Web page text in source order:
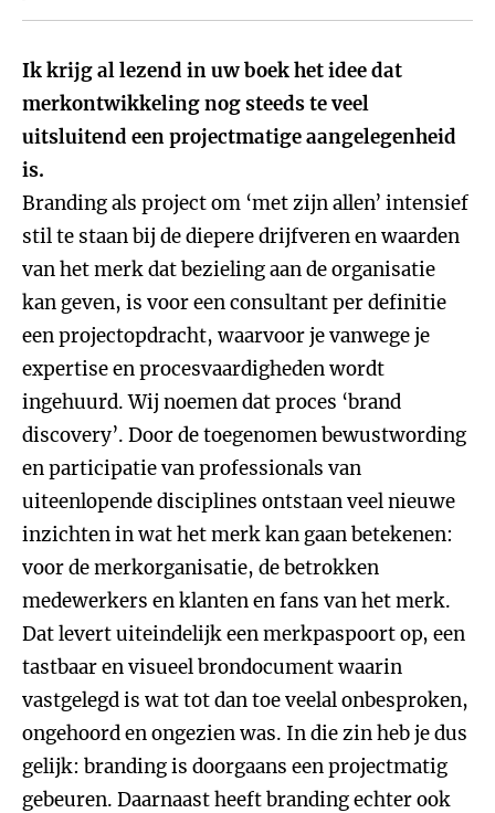
Ik krijg al lezend in uw boek het idee dat
merkontwikkeling nog steeds te veel
uitsluitend een projectmatige aangelegenheid
is.
Branding als project om ‘met zijn allen’ intensief
stil te staan bij de diepere drijfveren en waarden
van het merk dat bezieling aan de organisatie
kan geven, is voor een consultant per definitie
een projectopdracht, waarvoor je vanwege je
expertise en procesvaardigheden wordt
ingehuurd. Wij noemen dat proces ‘brand
discovery’. Door de toegenomen bewustwording
en participatie van professionals van
uiteenlopende disciplines ontstaan veel nieuwe
inzichten in wat het merk kan gaan betekenen:
voor de merkorganisatie, de betrokken
medewerkers en klanten en fans van het merk.
Dat levert uiteindelijk een merkpaspoort op, een
tastbaar en visueel brondocument waarin
vastgelegd is wat tot dan toe veelal onbesproken,
ongehoord en ongezien was. In die zin heb je dus
gelijk: branding is doorgaans een projectmatig
gebeuren. Daarnaast heeft branding echter ook